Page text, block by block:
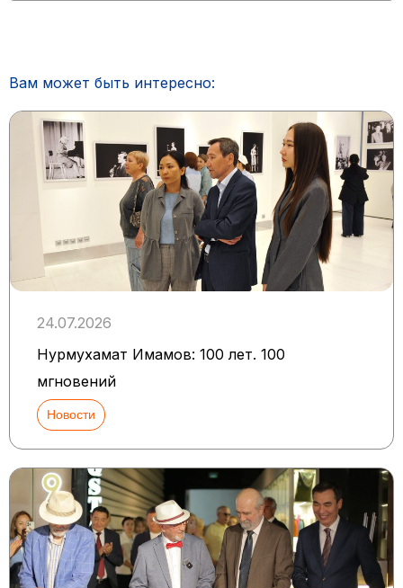
Вам может быть интересно:
24.07.2026
Нурмухамат Имамов: 100 лет. 100
мгновений
Новости